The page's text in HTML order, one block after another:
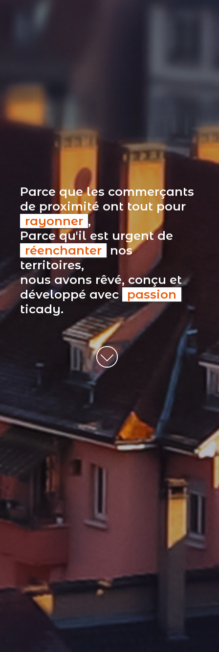
Parce que les commerçants
de proximité ont tout pour
rayonner ,
Parce qu'il est urgent de
réenchanter
nos
territoires,
nous avons rêvé, conçu et
développé avec passion
ticady.